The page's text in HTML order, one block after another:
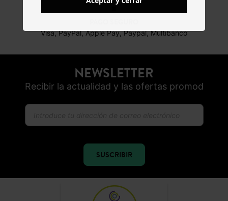
Visa, PayPal, Apple Pay, Paypal, Multibanco
NEWSLETTER
Recibir la actualidad y las ofertas promod
SUSCRIBIR